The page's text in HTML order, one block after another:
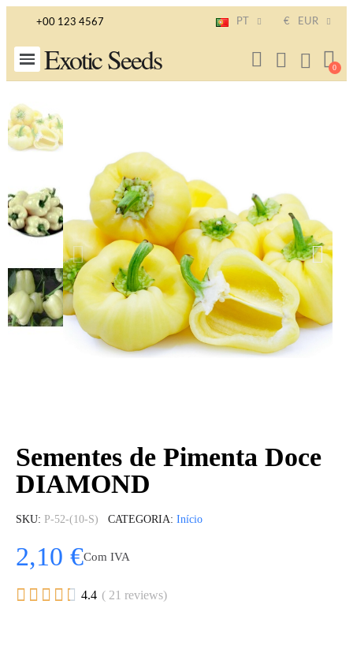
+00 123 4567 PT € EUR
Exotic Seeds
Sementes de Pimenta Doce
DIAMOND
SKU P-52-(10-S) CATEGORIA Início
2,10 €Com IVA
     4.4 ( 21 reviews)